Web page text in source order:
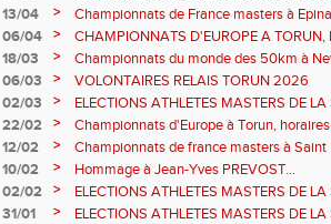
fond long
13/04 >
Championnats de France masters à
prévisionnels, montée de barres et
06/04 >
CHAMPIONNATS D'EUROPE A
18/03
>
Championnats du monde des 50km à
Sébastien DOUMENC.
06/03 >
VOLONTAIRES RELAIS TORUN 2026
02/03
>
ELECTIONS ATHLETES MASTERS DE
2ème vote : athlètes hommes.
22/02 >
Championnats d'Europe à Torun,
informations...
12/02 >
Championnats de france masters à Saint
février 2026.
10/02 >
Hommage à Jean-Yves PREVOST...
02/02
>
ELECTIONS ATHLETES MASTERS DE
vote : athlètes femmes.
31/01 >
ELECTIONS ATHLETES MASTERS DE